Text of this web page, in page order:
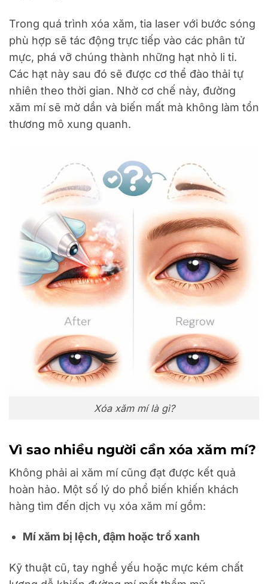
Trong quá trình xóa xăm, tia laser với bước sóng
phù hợp sẽ tác động trực tiếp vào các phân tử
mực, phá vỡ chúng thành những hạt nhỏ li ti.
Các hạt này sau đó sẽ được cơ thể đào thải tự
nhiên theo thời gian. Nhờ cơ chế này, đường
xăm mí sẽ mờ dần và biến mất mà không làm tổn
thương mô xung quanh.
Xóa xăm mí là gì?
Vì sao nhiều người cần xóa xăm mí?
Không phải ai xăm mí cũng đạt được kết quả
hoàn hảo. Một số lý do phổ biến khiến khách
hàng tìm đến dịch vụ xóa xăm mí gồm:
Mí xăm bị lệch, đậm hoặc trổ xanh
Kỹ thuật cũ, tay nghề yếu hoặc mực kém chất